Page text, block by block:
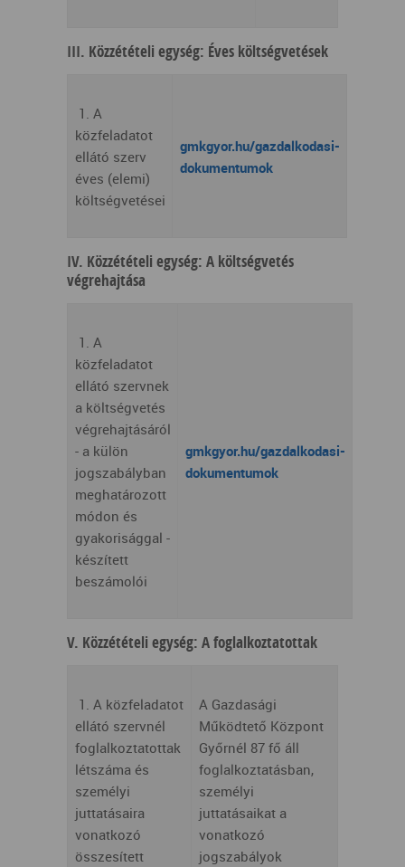
III. Közzétételi egység: Éves költségvetések
1. A
közfeladatot
ellátó szerv
éves (elemi)
költségvetései
gmkgyor.hu/gazdalkodasi-
dokumentumok
IV. Közzétételi egység: A költségvetés
végrehajtása
1. A
közfeladatot
ellátó szervnek
a költségvetés
végrehajtásáról
- a külön
jogszabályban
meghatározott
módon és
gyakorisággal -
készített
beszámolói
gmkgyor.hu/gazdalkodasi-
dokumentumok
V. Közzétételi egység: A foglalkoztatottak
1. A közfeladatot
ellátó szervnél
foglalkoztatottak
létszáma és
személyi
juttatásaira
vonatkozó
összesített
A Gazdasági
Működtető Központ
Győrnél 87 fő áll
foglalkoztatásban,
személyi
juttatásaikat a
vonatkozó
jogszabályok